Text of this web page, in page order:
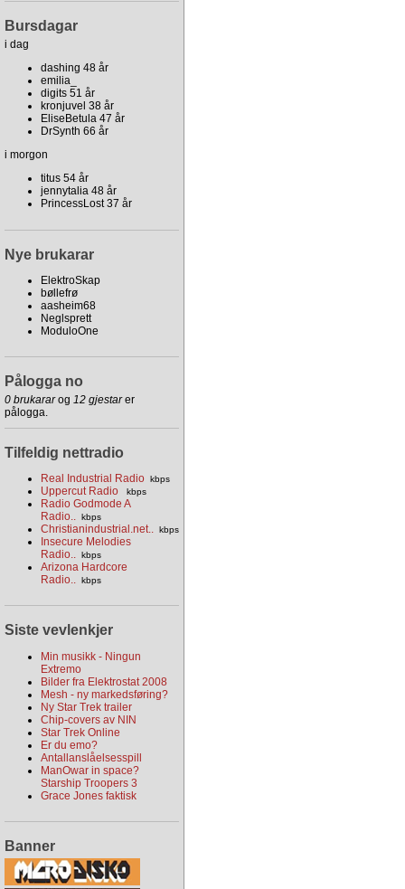
Bursdagar
i dag
dashing 48 år
emilia_
digits 51 år
kronjuvel 38 år
EliseBetula 47 år
DrSynth 66 år
i morgon
titus 54 år
jennytalia 48 år
PrincessLost 37 år
Nye brukarar
ElektroSkap
bøllefrø
aasheim68
Neglsprett
ModuloOne
Pålogga no
0 brukararog 12 gjestarer
pålogga.
Tilfeldig nettradio
Real Industrial Radio kbps
Uppercut Radio kbps
Radio Godmode A
Radio.. kbps
Christianindustrial.net.. kbps
Insecure Melodies
Radio.. kbps
Arizona Hardcore
Radio.. kbps
Siste vevlenkjer
Min musikk - Ningun
Extremo
Bilder fra Elektrostat 2008
Mesh - ny markedsføring?
Ny Star Trek trailer
Chip-covers av NIN
Star Trek Online
Er du emo?
Antallanslåelsesspill
ManOwar in space?
Starship Troopers 3
Grace Jones faktisk
Banner